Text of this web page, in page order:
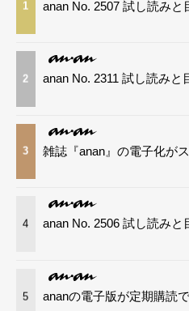
1 anan No. 2507 試し読みと
2 anan No. 2311 試し読みと
3 雑誌『anan』の電子化が
4 anan No. 2506 試し読みと
5 ananの電子版が定期購読